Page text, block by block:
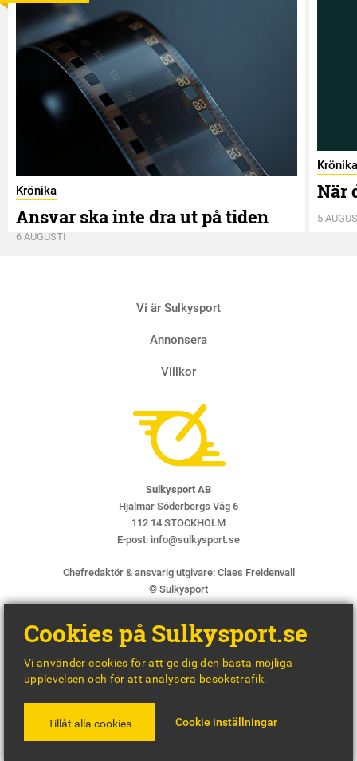
Krönika
Ansvar ska inte dra ut på tiden
6 AUGUSTI
Krönika
När
5
Vi är Sulkysport
Annonsera
Villkor
Sulkysport AB
Hjalmar Söderbergs Väg 6
112 14 STOCKHOLM
E-post: info@sulkysport.se
Chefredaktör & ansvarig utgivare: Claes Freidenvall
© Sulkysport
BY
Cookies på Sulkysport.se
Vi använder cookies för att ge dig den bästa möjliga
upplevelsen och för att analysera besökstrafik.
Tillåt alla cookies Cookie inställningar